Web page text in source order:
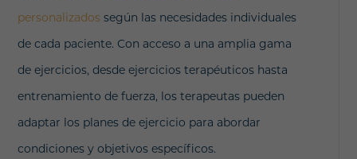
personalizados según las necesidades individuales
de cada paciente. Con acceso a una amplia gama
de ejercicios, desde ejercicios terapéuticos hasta
entrenamiento de fuerza, los terapeutas pueden
adaptar los planes de ejercicio para abordar
condiciones y objetivos específicos.